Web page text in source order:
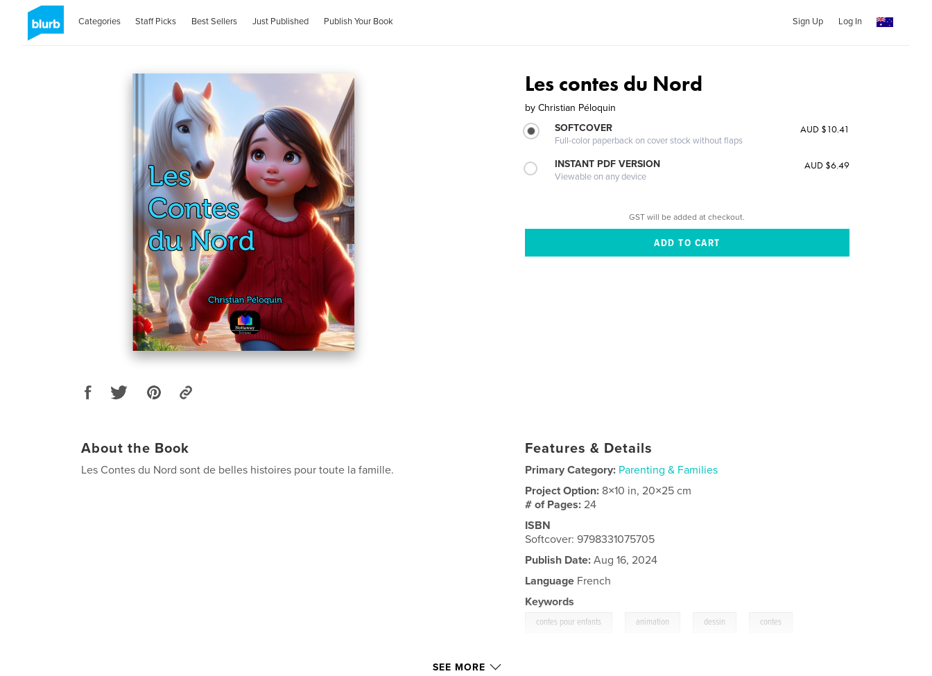
Categories Staff Picks Best Sellers Just Published Publish Your Book Sign Up Log In
Les contes du Nord
by Christian Péloquin
SOFTCOVER
Full-color paperback on cover stock without flaps
AUD $10.41
INSTANT PDF VERSION
Viewable on any device
AUD $6.49
GST will be added at checkout.
About the Book
Les Contes du Nord sont de belles histoires pour toute la famille.
Features & Details
Primary Category: Parenting & Families
Project Option: 8×10 in, 20×25 cm
# of Pages:24
ISBN
Softcover: 9798331075705
Publish Date: Aug 16, 2024
Language French
Keywords
contes pour enfants animation dessin contes
SEE MORE